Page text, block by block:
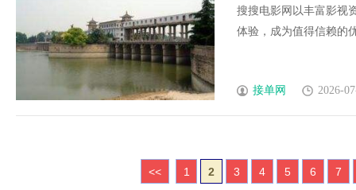
搜搜电影网以丰富影视
体验，成为值得信赖的
接单网 2026-
<< 1 2 3 4 5 6 7